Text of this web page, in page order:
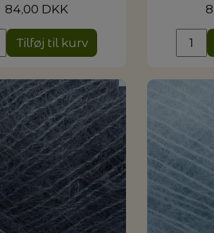
84,00 DKK
Tilføj til kurv